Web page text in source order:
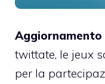
Aggiornamento
twittate, le jeux
per la